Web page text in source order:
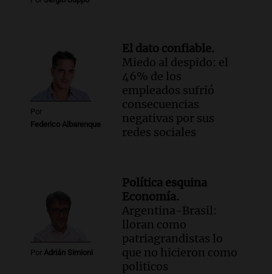
Por
Federico Albarenque
El dato confiable.
Miedo al despido: el
46% de los
empleados sufrió
consecuencias
negativas por sus
redes sociales
Por Adrián Simioni
Política esquina
Economía.
Argentina-Brasil:
lloran como
patriagrandistas lo
que no hicieron como
politicos